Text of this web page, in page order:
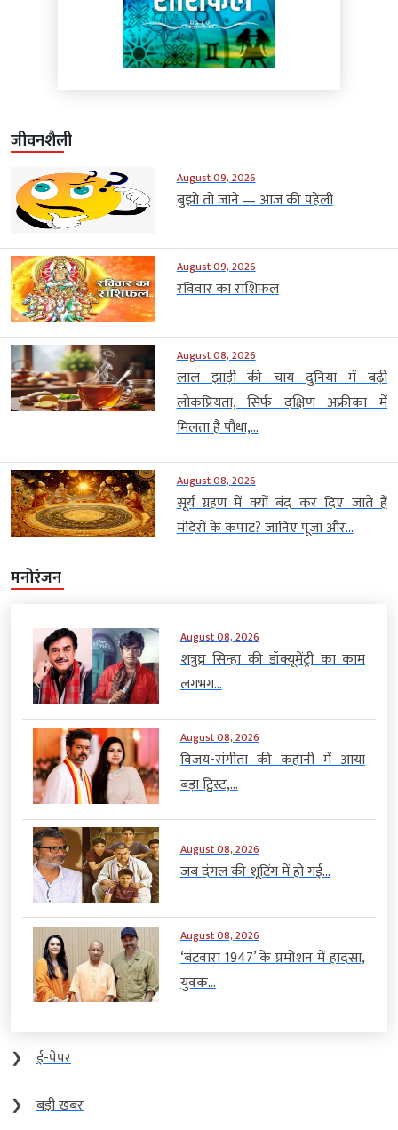
जीवनशैली
August 09, 2026
बुझो तो जाने — आज की पहेली
August 09, 2026
रविवार का राशिफल
August 08, 2026
लाल झाड़ी की चाय दुनिया में बढ़ी
लोकप्रियता, सिर्फ दक्षिण अफ्रीका में
मिलता है पौधा,...
August 08, 2026
सूर्य ग्रहण में क्यों बंद कर दिए जाते हैं
मंदिरों के कपाट? जानिए पूजा और...
मनोरंजन
August 08, 2026
शत्रुघ्न सिन्हा की डॉक्यूमेंट्री का काम
लगभग...
August 08, 2026
विजय-संगीता की कहानी में आया
बड़ा ट्विस्ट,...
August 08, 2026
जब दंगल की शूटिंग में हो गई...
August 08, 2026
‘बंटवारा 1947’ के प्रमोशन में हादसा,
युवक...
❯
ई-पेपर
❯
बड़ी खबर